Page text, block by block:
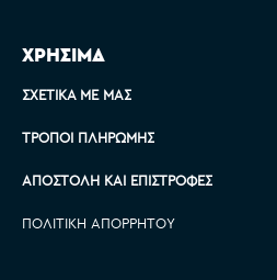
ΧΡΗΣΙΜΑ
ΣΧΕΤΙΚΆ ΜΕ ΜΑΣ
ΤΡΌΠΟΙ ΠΛΗΡΩΜΉΣ
ΑΠΟΣΤΟΛΉ ΚΑΙ ΕΠΙΣΤΡΟΦΈΣ
ΠΟΛΙΤΙΚΉ ΑΠΟΡΡΉΤΟΥ